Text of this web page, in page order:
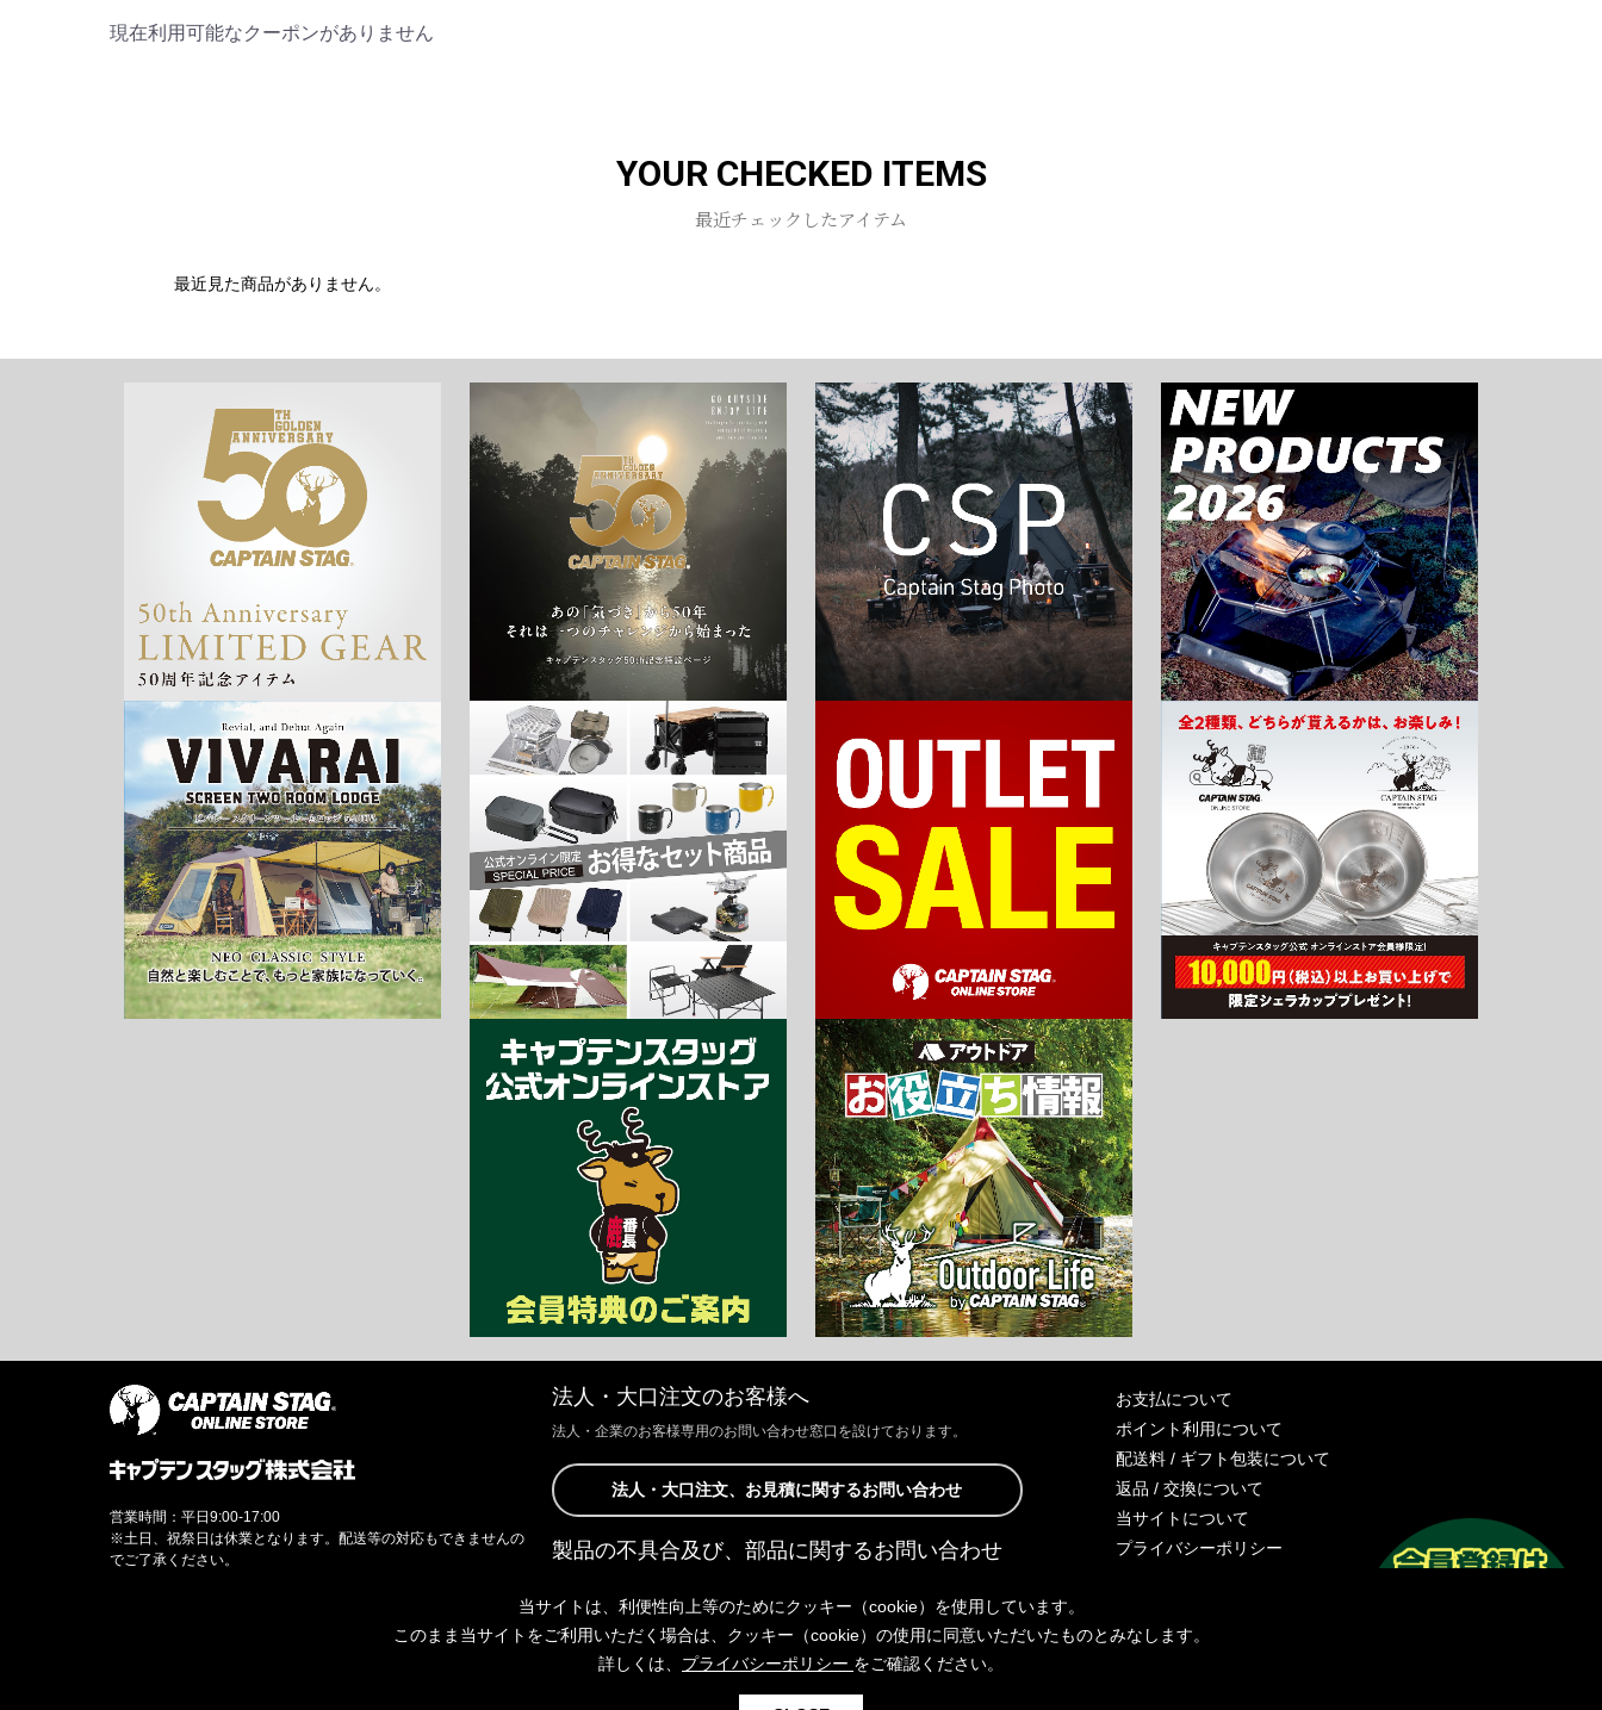
お買い物を続ける カートへ進む
現在利用可能なクーポンがありません
YOUR CHECKED ITEMS
最近チェックしたアイテム
最近見た商品がありません。
法人・大口注文のお客様へ
法人・企業のお客様専用のお問い合わせ窓口を設けております。
法人・大口注文、お見積に関するお問い合わせ
製品の不具合及び、部品に関するお問い合わせ
きましては、Webサイトにて承っております。
以下よりご連絡ください。
お支払について
ポイント利用について
配送料 / ギフト包装について
返品 / 交換について
当サイトについて
プライバシーポリシー
お問い合わせ
営業時間：平日9:00-17:00
※土日、祝祭日は休業となります。配送等の対応もできませんの
でご了承ください。
当サイトは、利便性向上等のためにクッキー（cookie）を使用しています。
このまま当サイトをご利用いただく場合は、クッキー（cookie）の使用に同意いただいたものとみなします。
詳しくは、 プライバシーポリシー をご確認ください。